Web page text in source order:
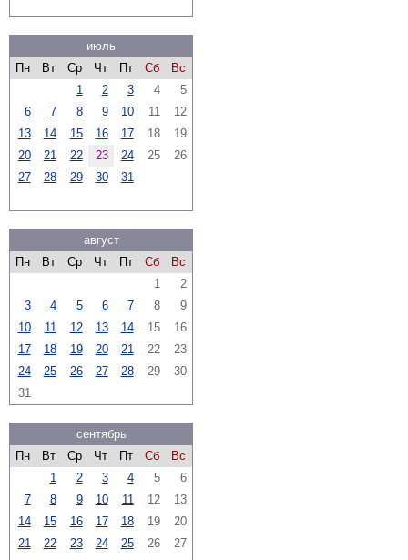
июль
Пн
Вт Ср Чт Пт Сб
Вс
1
2 3 4
5
6
7 8 9 10 11
12
13
14 15 16 17 18
19
20
21 22 23 24 25
26
27
28 29 30 31
август
Пн
Вт Ср Чт Пт Сб
Вс
1
2
3
4 5 6 7 8
9
10
11 12 13 14 15
16
17
18 19 20 21 22
23
24
25 26 27 28 29
30
31
сентябрь
Пн
Вт Ср Чт Пт Сб
Вс
1
2 3 4 5
6
7
8 9 10 11 12
13
14
15 16 17 18 19
20
21
22 23 24 25 26
27